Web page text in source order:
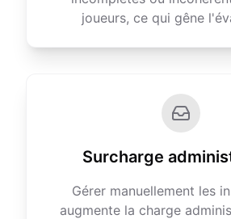
joueurs, ce qui gêne
Surcharge
Gérer manuellement les
augmente la charge